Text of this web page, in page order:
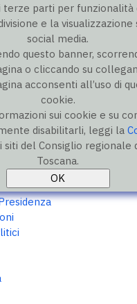
terze parti per funzionalità
e la visualizzazione
social media.
questo banner,
o cliccando su
acconsenti all’uso di
cookie.
sui cookie e su
disabilitarli, leggi la
siti del Consiglio regionale
Toscana.
legislatura»Consiglieri